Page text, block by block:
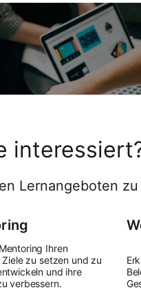
Lernangeboten
Ihren
zu setzen und zu
und ihre
verbessern.